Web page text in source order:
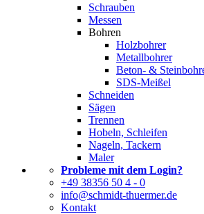
Schrauben
Messen
Bohren
Holzbohrer
Metallbohrer
Beton- &
SDS-Meißel
Schneiden
Sägen
Trennen
Hobeln, Schleifen
Nageln, Tackern
Maler
Probleme mit dem Login?
+49 38356 50 4 - 0
info@schmidt-thuermer.de
Kontakt